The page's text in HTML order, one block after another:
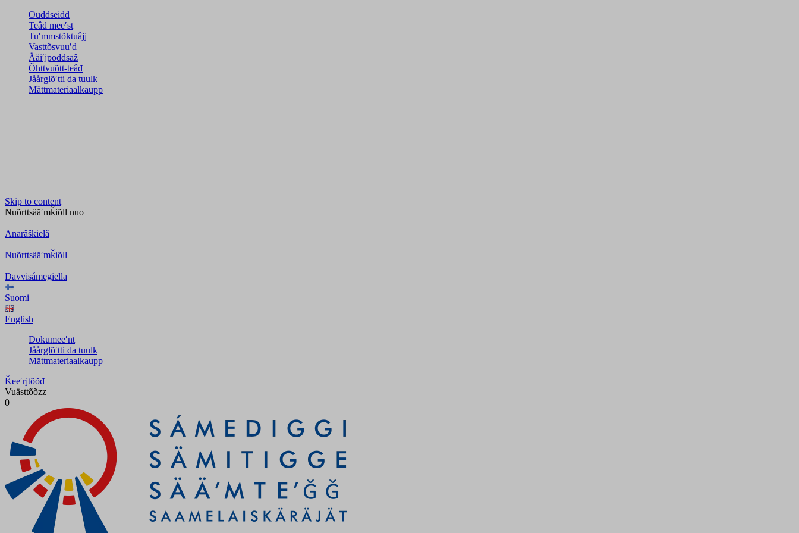
Ouddseidd
Teâđ meeʹst
Tuʹmmstõktuâjj
Vasttõsvuuʹd
Ääiʹjpoddsaž
Õhttvuõtt-teâđ
Jåårǥlõʹtti da tuulk
Mättmateriaalkaupp
Skip to content
Nuõrttsääʹmǩiõll nuo
Anarâškielâ
Nuõrttsääʹmǩiõll
Davvisámegiella
Suomi
English
Dokumeeʹnt
Jåårǥlõʹtti da tuulk
Mättmateriaalkaupp
Ǩeeʹrjtõõđ
Vuästtõõzz
0